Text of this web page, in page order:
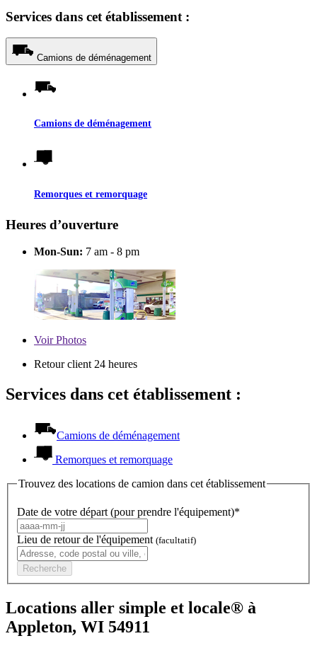
Services dans cet établissement :
Camions de déménagement
Camions de déménagement
Remorques et remorquage
Heures d’ouverture
Mon-Sun: 7 am - 8 pm
VoirPhotos
Retour client 24 heures
Services dans cet établissement :
Camions de déménagement
Remorques et remorquage
Trouvez des locations de camion dans cet établissement
Date de votre départ (pour prendre l'équipement)*
Lieu de retour de l'équipement (facultatif)
Recherche
Locations aller simple et locale® à
Appleton, WI 54911